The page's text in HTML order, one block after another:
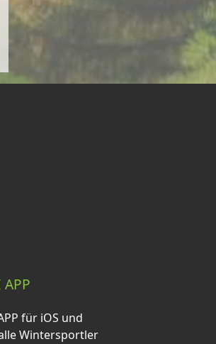
APP
für iOS und
Wintersportler